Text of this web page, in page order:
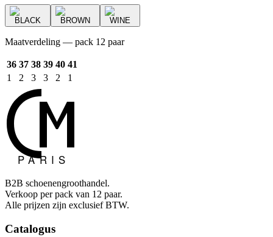
BLACK BROWN WINE
Maatverdeling — pack 12 paar
36 37 38 39 40 41
1
2 3 3 2 1
B2B schoenengroothandel.
Verkoop per pack van 12 paar.
Alle prijzen zijn exclusief BTW.
Catalogus